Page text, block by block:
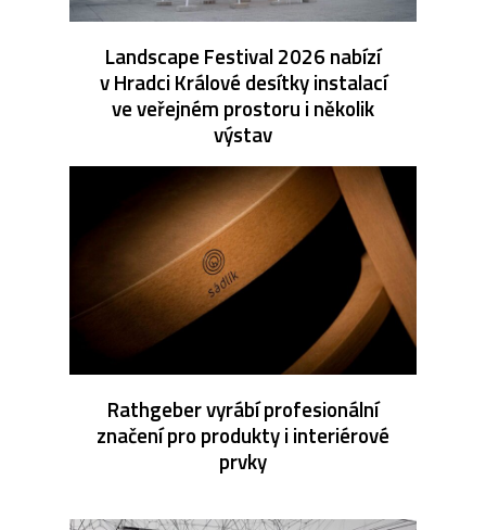
Landscape Festival 2026 nabízí
v Hradci Králové desítky instalací
ve veřejném prostoru i několik
výstav
Rathgeber vyrábí profesionální
značení pro produkty i interiérové
prvky